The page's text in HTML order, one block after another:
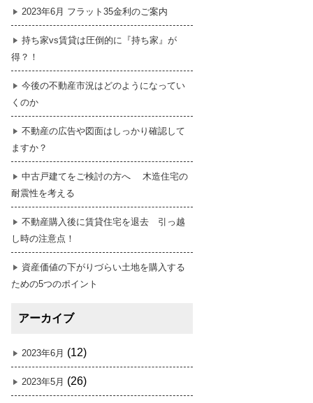
2023年6月 フラット35金利のご案内
持ち家vs賃貸は圧倒的に『持ち家』が
得？！
今後の不動産市況はどのようになってい
くのか
不動産の広告や図面はしっかり確認して
ますか？
中古戸建てをご検討の方へ 木造住宅の
耐震性を考える
不動産購入後に賃貸住宅を退去 引っ越
し時の注意点！
資産価値の下がりづらい土地を購入する
ための5つのポイント
アーカイブ
2023年6月 (12)
2023年5月 (26)